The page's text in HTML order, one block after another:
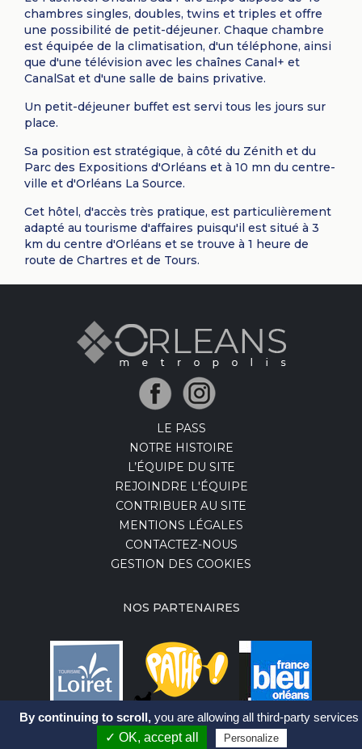
chambres singles, doubles, twins et triples et offre
une possibilité de petit-déjeuner. Chaque chambre
est équipée de la climatisation, d'un téléphone, ainsi
que d'une télévision avec les chaînes Canal+ et
CanalSat et d'une salle de bains privative.
Un petit-déjeuner buffet est servi tous les jours sur
place.
Sa position est stratégique, à côté du Zénith et du
Parc des Expositions d'Orléans et à 10 mn du centre-
ville et d'Orléans La Source.
Cet hôtel, d'accès très pratique, est particulièrement
adapté au tourisme d'affaires puisqu'il est situé à 3
km du centre d'Orléans et se trouve à 1 heure de
route de Chartres et de Tours.
LE PASS
NOTRE HISTOIRE
L’ÉQUIPE DU SITE
REJOINDRE L'ÉQUIPE
CONTRIBUER AU SITE
MENTIONS LÉGALES
CONTACTEZ-NOUS
GESTION DES COOKIES
NOS PARTENAIRES
By continuing to scroll, you are allowing all third-party services
✓ OK, accept all
Personalize